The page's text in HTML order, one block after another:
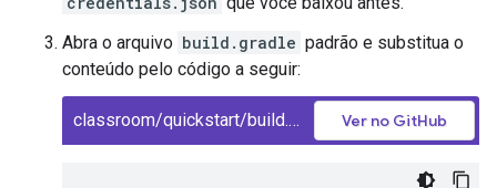
Abra o arquivo build.gradle padrão e substitua o
conteúdo pelo código a seguir:
classroom/quickstart/build.gradle Ver no GitHub